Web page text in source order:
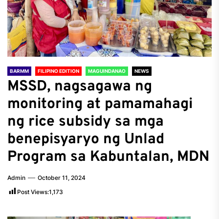
BARMM FILIPINO EDITION MAGUINDANAO NEWS
MSSD, nagsagawa ng
monitoring at pamamahagi
ng rice subsidy sa mga
benepisyaryo ng Unlad
Program sa Kabuntalan, MDN
Admin
October 11, 2024
Post Views:1,173